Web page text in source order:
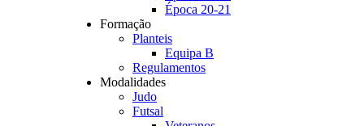
Época 20-21
Formação
Planteis
Equipa B
Regulamentos
Modalidades
Judo
Futsal